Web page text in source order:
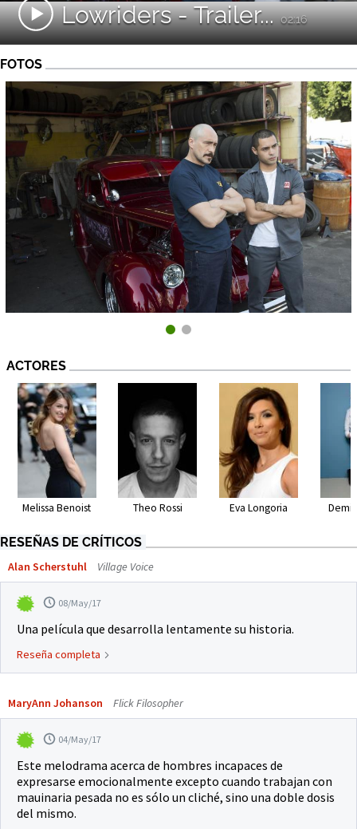
Lowriders - Trailer...02:16
FOTOS
ACTORES
Melissa Benoist Theo Rossi Eva Longoria
RESEÑAS DE CRÍTICOS
Alan Scherstuhl Village Voice
08/May/17
Una película que desarrolla lentamente su historia.
Reseña completa
MaryAnn Johanson Flick Filosopher
04/May/17
Este melodrama acerca de hombres incapaces de
expresarse emocionalmente excepto cuando trabajan con
mauinaria pesada no es sólo un cliché, sino una doble dosis
del mismo.